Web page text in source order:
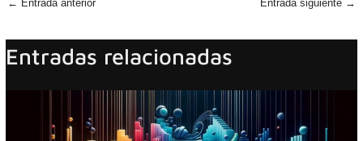
← Entrada anterior Entrada siguiente →
Entradas relacionadas